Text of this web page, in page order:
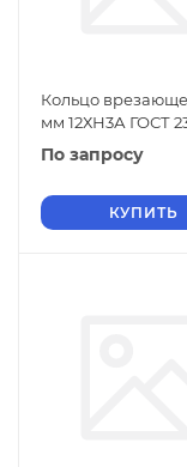
Кольцо
мм 12ХН3А ГОСТ
По запросу
КУПИТЬ